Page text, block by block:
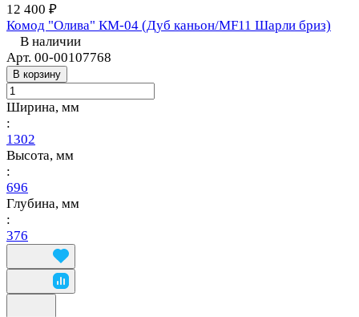
12 400 ₽
Комод "Олива" КМ-04 (Дуб каньон/MF11 Шарли бриз)
В наличии
Арт. 00-00107768
В корзину
Ширина, мм
:
1302
Высота, мм
:
696
Глубина, мм
:
376